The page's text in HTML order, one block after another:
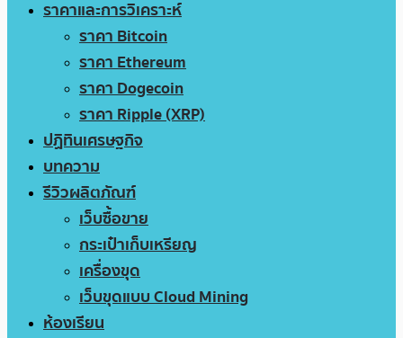
ราคาและการวิเคราะห์
ราคา Bitcoin
ราคา Ethereum
ราคา Dogecoin
ราคา Ripple (XRP)
ปฏิทินเศรษฐกิจ
บทความ
รีวิวผลิตภัณฑ์
เว็บซื้อขาย
กระเป๋าเก็บเหรียญ
เครื่องขุด
เว็บขุดแบบ Cloud Mining
ห้องเรียน